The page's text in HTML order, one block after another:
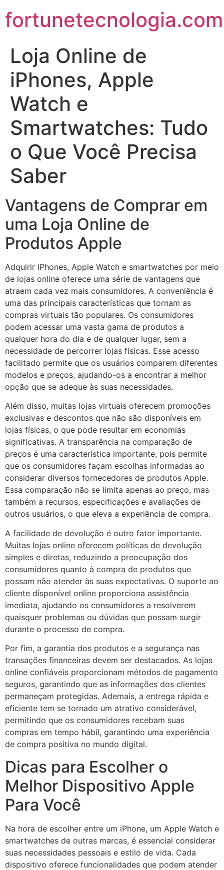
fortunetecnologia.com
Loja Online de
iPhones, Apple
Watch e
Smartwatches: Tudo
o Que Você Precisa
Saber
Vantagens de Comprar em
uma Loja Online de
Produtos Apple
Adquirir iPhones, Apple Watch e smartwatches por meio
de lojas online oferece uma série de vantagens que
atraem cada vez mais consumidores. A conveniência é
uma das principais características que tornam as
compras virtuais tão populares. Os consumidores
podem acessar uma vasta gama de produtos a
qualquer hora do dia e de qualquer lugar, sem a
necessidade de percorrer lojas físicas. Esse acesso
facilitado permite que os usuários comparem diferentes
modelos e preços, ajudando-os a encontrar a melhor
opção que se adeque às suas necessidades.
Além disso, muitas lojas virtuais oferecem promoções
exclusivas e descontos que não são disponíveis em
lojas físicas, o que pode resultar em economias
significativas. A transparência na comparação de
preços é uma característica importante, pois permite
que os consumidores façam escolhas informadas ao
considerar diversos fornecedores de produtos Apple.
Essa comparação não se limita apenas ao preço, mas
também a recursos, especificações e avaliações de
outros usuários, o que eleva a experiência de compra.
A facilidade de devolução é outro fator importante.
Muitas lojas online oferecem políticas de devolução
simples e diretas, reduzindo a preocupação dos
consumidores quanto à compra de produtos que
possam não atender às suas expectativas. O suporte ao
cliente disponível online proporciona assistência
imediata, ajudando os consumidores a resolverem
quaisquer problemas ou dúvidas que possam surgir
durante o processo de compra.
Por fim, a garantia dos produtos e a segurança nas
transações financeiras devem ser destacados. As lojas
online confiáveis proporcionam métodos de pagamento
seguros, garantindo que as informações dos clientes
permaneçam protegidas. Ademais, a entrega rápida e
eficiente tem se tornado um atrativo considerável,
permitindo que os consumidores recebam suas
compras em tempo hábil, garantindo uma experiência
de compra positiva no mundo digital.
Dicas para Escolher o
Melhor Dispositivo Apple
Para Você
Na hora de escolher entre um iPhone, um Apple Watch e
smartwatches de outras marcas, é essencial considerar
suas necessidades pessoais e estilo de vida. Cada
dispositivo oferece funcionalidades que podem atender